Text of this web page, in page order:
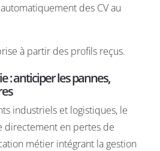
des CV au
à partir des profils reçus.
: anticiper les pannes,
industriels et logistiques, le
directement en pertes de
métier intégrant la gestion